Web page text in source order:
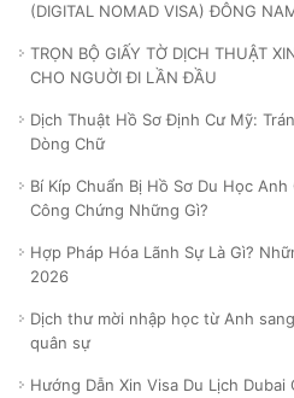
(DIGITAL NOMAD VISA) ĐÔNG
TRỌN BỘ GIẤY TỜ DỊCH THUẬT
CHO NGUỜI ĐI LẦN ĐẦU
Dịch Thuật Hồ Sơ Định Cư Mỹ:
Dòng Chữ
Bí Kíp Chuẩn Bị Hồ Sơ Du Học
Công Chứng Những Gì?
Hợp Pháp Hóa Lãnh Sự Là Gì?
2026
Dịch thư mời nhập học từ Anh
quân sự
Hướng Dẫn Xin Visa Du Lịch